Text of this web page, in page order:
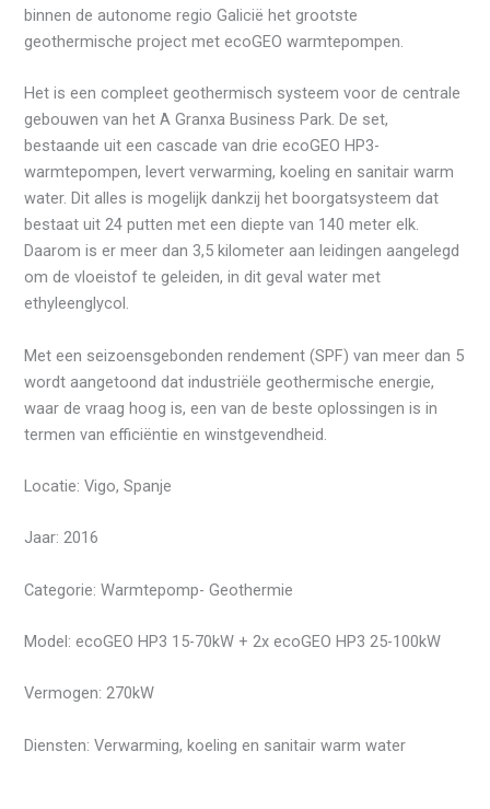
binnen de autonome regio Galicië het grootste
geothermische project met ecoGEO warmtepompen.
Het is een compleet geothermisch systeem voor de centrale
gebouwen van het A Granxa Business Park. De set,
bestaande uit een cascade van drie ecoGEO HP3-
warmtepompen, levert verwarming, koeling en sanitair warm
water. Dit alles is mogelijk dankzij het boorgatsysteem dat
bestaat uit 24 putten met een diepte van 140 meter elk.
Daarom is er meer dan 3,5 kilometer aan leidingen aangelegd
om de vloeistof te geleiden, in dit geval water met
ethyleenglycol.
Met een seizoensgebonden rendement (SPF) van meer dan 5
wordt aangetoond dat industriële geothermische energie,
waar de vraag hoog is, een van de beste oplossingen is in
termen van efficiëntie en winstgevendheid.
Locatie: Vigo, Spanje
Jaar: 2016
Categorie: Warmtepomp- Geothermie
Model: ecoGEO HP3 15-70kW + 2x ecoGEO HP3 25-100kW
Vermogen: 270kW
Diensten: Verwarming, koeling en sanitair warm water